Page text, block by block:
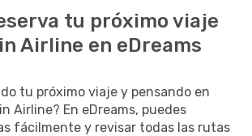
tu próximo viaje
Airline en eDreams
tu próximo viaje y pensando en
Airline? En eDreams, puedes
fácilmente y revisar todas las rutas